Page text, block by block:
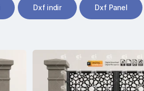
Dxf indir Dxf Panel